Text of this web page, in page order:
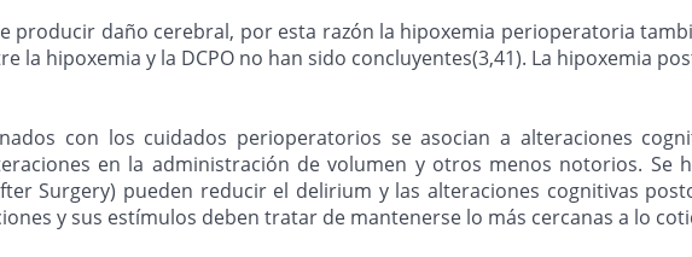
producir daño cerebral, por esta razón la hipoxemia perioperatoria
la hipoxemia y la DCPO no han sido concluyentes(3,41). La hipoxemia
con los cuidados perioperatorios se asocian a alteraciones
en la administración de volumen y otros menos notorios. Se
Surgery) pueden reducir el delirium y las alteraciones cognitivas
y sus estímulos deben tratar de mantenerse lo más cercanas a lo